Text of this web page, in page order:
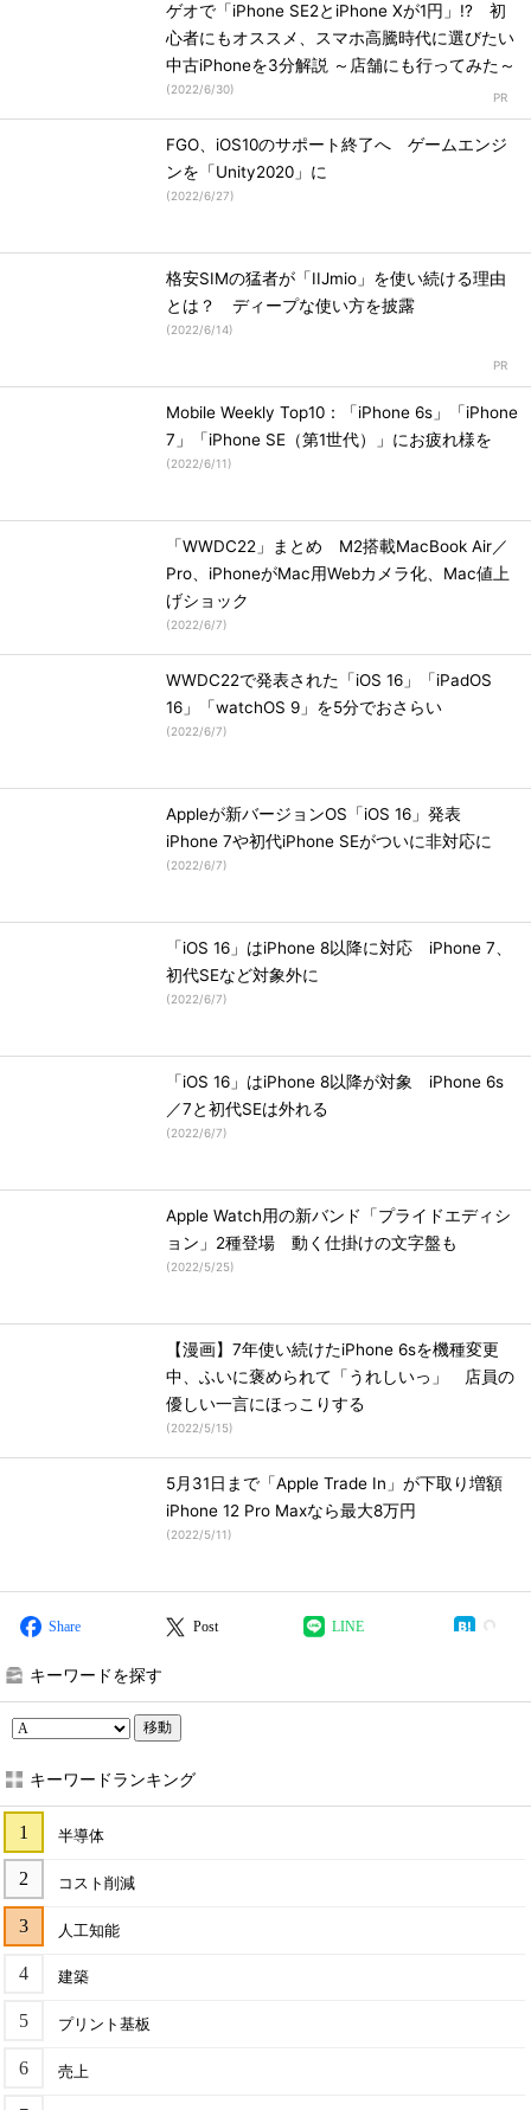
ゲオで「iPhone SE2とiPhone Xが1円」!? 初
心者にもオススメ、スマホ高騰時代に選びたい
中古iPhoneを3分解説 ～店舗にも行ってみた～
(2022/6/30)
FGO、iOS10のサポート終了へ ゲームエンジ
ンを「Unity2020」に
(2022/6/27)
格安SIMの猛者が「IIJmio」を使い続ける理由
とは？ ディープな使い方を披露
(2022/6/14)
Mobile Weekly Top10：「iPhone 6s」「iPhone
7」「iPhone SE（第1世代）」にお疲れ様を
(2022/6/11)
「WWDC22」まとめ M2搭載MacBook Air／
Pro、iPhoneがMac用Webカメラ化、Mac値上
げショック
(2022/6/7)
WWDC22で発表された「iOS 16」「iPadOS
16」「watchOS 9」を5分でおさらい
(2022/6/7)
Appleが新バージョンOS「iOS 16」発表
iPhone 7や初代iPhone SEがついに非対応に
(2022/6/7)
「iOS 16」はiPhone 8以降に対応 iPhone 7、
初代SEなど対象外に
(2022/6/7)
「iOS 16」はiPhone 8以降が対象 iPhone 6s
／7と初代SEは外れる
(2022/6/7)
Apple Watch用の新バンド「プライドエディシ
ョン」2種登場 動く仕掛けの文字盤も
(2022/5/25)
【漫画】7年使い続けたiPhone 6sを機種変更
中、ふいに褒められて「うれしいっ」 店員の
優しい一言にほっこりする
(2022/5/15)
5月31日まで「Apple Trade In」が下取り増額
iPhone 12 Pro Maxなら最大8万円
(2022/5/11)
Share Post LINE
キーワードを探す
移動
キーワードランキング
半導体
コスト削減
人工知能
建築
プリント基板
売上